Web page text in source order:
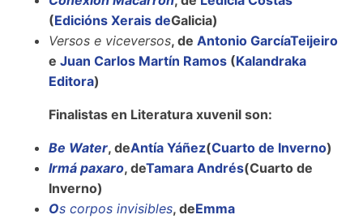
(Edicións Xerais deGalicia)
Versos e viceversos, de Antonio GarcíaTeijeiro
e Juan Carlos Martín Ramos (Kalandraka
Editora)
Finalistas en Literatura xuvenil son:
Be Water, deAntía Yáñez(Cuarto de Inverno)
Irmá paxaro, deTamara Andrés(Cuarto de
Inverno)
Os corpos invisibles, deEmma